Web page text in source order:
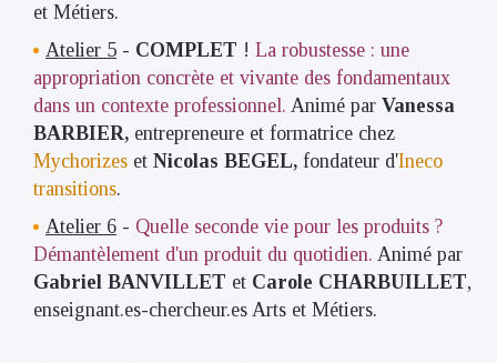
et Métiers.
Atelier 5 - COMPLET ! La robustesse : une
appropriation concrète et vivante des fondamentaux
dans un contexte professionnel. Animé par Vanessa
BARBIER, entrepreneure et formatrice chez
Mychorizes et Nicolas BEGEL, fondateur d'Ineco
transitions.
Atelier 6 - Quelle seconde vie pour les produits ?
Démantèlement d'un produit du quotidien. Animé par
Gabriel BANVILLET et Carole CHARBUILLET,
enseignant.es-chercheur.es Arts et Métiers.